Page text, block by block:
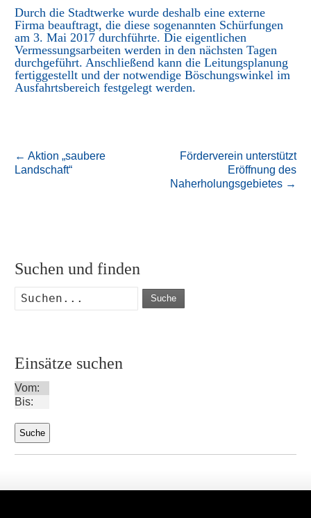
Durch die Stadtwerke wurde deshalb eine externe
Firma beauftragt, die diese sogenannten Schürfungen
am 3. Mai 2017 durchführte. Die eigentlichen
Vermessungsarbeiten werden in den nächsten Tagen
durchgeführt. Anschließend kann die Leitungsplanung
fertiggestellt und der notwendige Böschungswinkel im
Ausfahrtsbereich festgelegt werden.
← Aktion „saubere
Landschaft“
Förderverein unterstützt
Eröffnung des
Naherholungsgebietes →
Suchen und finden
Suche
Einsätze suchen
Vom:
Bis: